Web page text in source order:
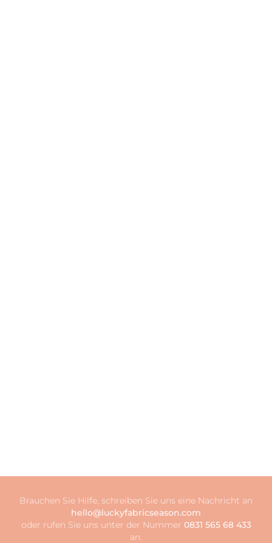
Brauchen Sie Hilfe, schreiben Sie uns eine Nachricht an
hello@luckyfabricseason.com
oder rufen Sie uns unter der Nummer 0831 565 68 433
an.